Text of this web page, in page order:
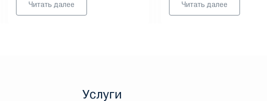
Читать далее Читать далее
Услуги